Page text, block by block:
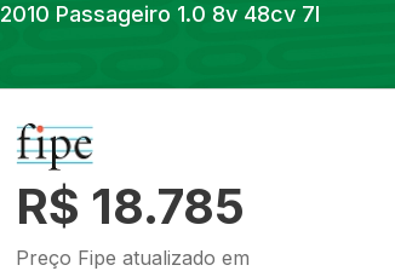
2010 Passageiro 1.0 8v 48cv 7l
R$ 18.785
Preço Fipe atualizado em